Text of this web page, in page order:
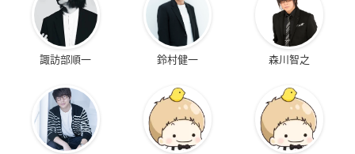
諏訪部順一 鈴村健一 森川智之